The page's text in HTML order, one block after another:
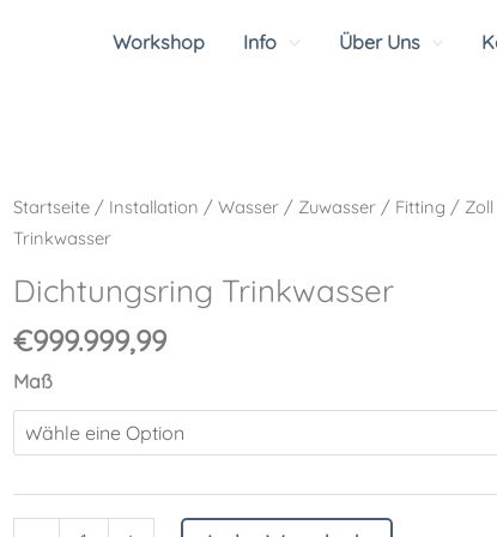
Workshop Info Über Uns
Startseite/ Installation / Wasser/ Zuwasser/ Fitting / Zoll
Trinkwasser
Dichtungsring Trinkwasser
€999.999,99
Maß
Dichtungsring
Trinkwasser